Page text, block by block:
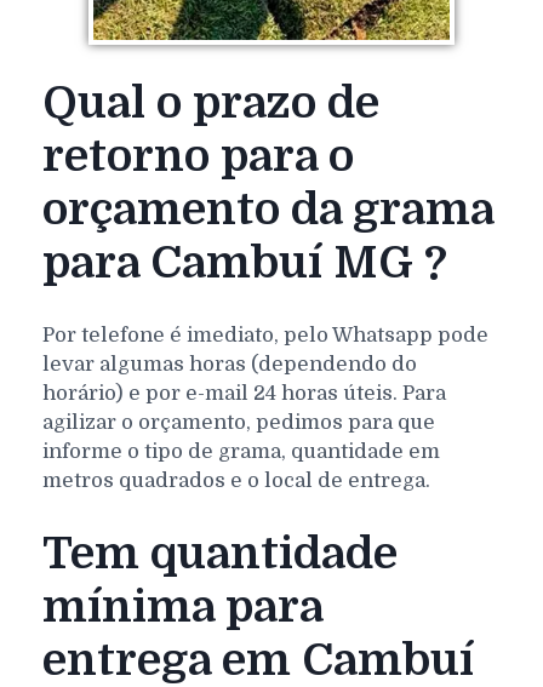
Qual o prazo de
retorno para o
orçamento da grama
para Cambuí MG ?
Por telefone é imediato, pelo Whatsapp pode
levar algumas horas (dependendo do
horário) e por e-mail 24 horas úteis. Para
agilizar o orçamento, pedimos para que
informe o tipo de grama, quantidade em
metros quadrados e o local de entrega.
Tem quantidade
mínima para
entrega em Cambuí